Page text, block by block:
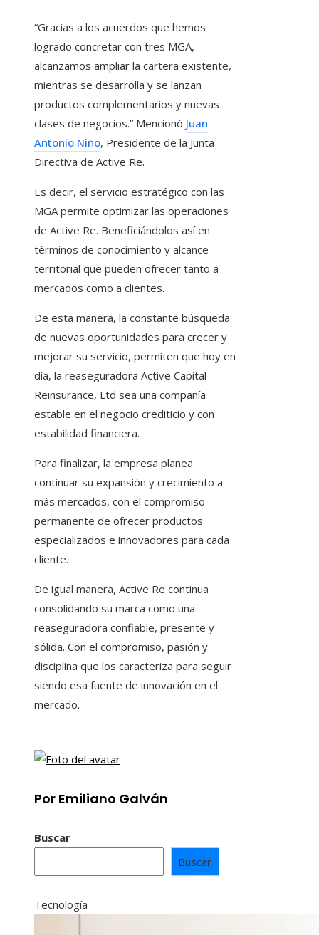
“Gracias a los acuerdos que hemos
logrado concretar con tres MGA,
alcanzamos ampliar la cartera existente,
mientras se desarrolla y se lanzan
productos complementarios y nuevas
clases de negocios.” Mencionó Juan
Antonio Niño, Presidente de la Junta
Directiva de Active Re.
Es decir, el servicio estratégico con las
MGA permite optimizar las operaciones
de Active Re. Beneficiándolos así en
términos de conocimiento y alcance
territorial que pueden ofrecer tanto a
mercados como a clientes.
De esta manera, la constante búsqueda
de nuevas oportunidades para crecer y
mejorar su servicio, permiten que hoy en
día, la reaseguradora Active Capital
Reinsurance, Ltd sea una compañía
estable en el negocio crediticio y con
estabilidad financiera.
Para finalizar, la empresa planea
continuar su expansión y crecimiento a
más mercados, con el compromiso
permanente de ofrecer productos
especializados e innovadores para cada
cliente.
De igual manera, Active Re continua
consolidando su marca como una
reaseguradora confiable, presente y
sólida. Con el compromiso, pasión y
disciplina que los caracteriza para seguir
siendo esa fuente de innovación en el
mercado.
Por Emiliano Galván
Buscar
Buscar
Tecnología